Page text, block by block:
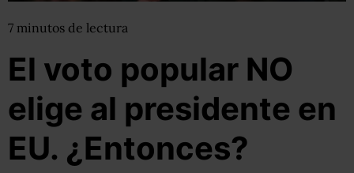
7 minutos de lectura
El voto popular NO
elige al presidente en
EU. ¿Entonces?